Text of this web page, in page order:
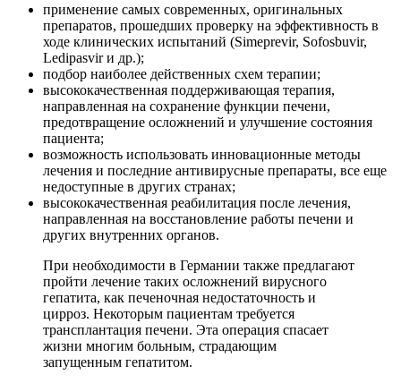
применение самых современных, оригинальных
препаратов, прошедших проверку на эффективность в
ходе клинических испытаний (Simeprevir, Sofosbuvir,
Ledipasvir и др.);
подбор наиболее действенных схем терапии;
высококачественная поддерживающая терапия,
направленная на сохранение функции печени,
предотвращение осложнений и улучшение состояния
пациента;
возможность использовать инновационные методы
лечения и последние антивирусные препараты, все еще
недоступные в других странах;
высококачественная реабилитация после лечения,
направленная на восстановление работы печени и
других внутренних органов.
При необходимости в Германии также предлагают
пройти лечение таких осложнений вирусного
гепатита, как печеночная недостаточность и
цирроз. Некоторым пациентам требуется
трансплантация печени. Эта операция спасает
жизни многим больным, страдающим
запущенным гепатитом.